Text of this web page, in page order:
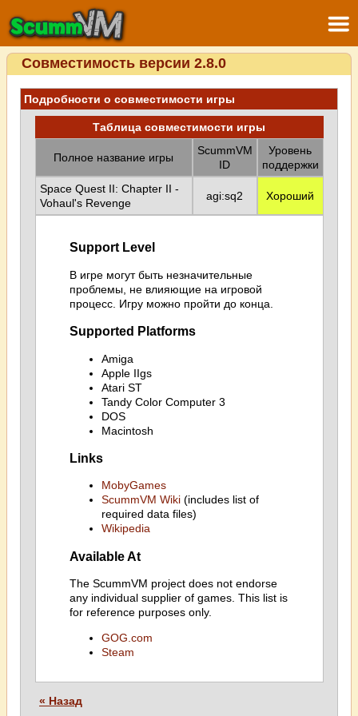
Совместимость версии 2.8.0
Подробности о совместимости игры
Таблица совместимости игры
Полное название игры
ScummVM
ID
Уровень
поддержки
Space Quest II: Chapter II -
Vohaul's Revenge
agi:sq2 Хороший
Support Level
В игре могут быть незначительные
проблемы, не влияющие на игровой
процесс. Игру можно пройти до конца.
Supported Platforms
Amiga
Apple IIgs
Atari ST
Tandy Color Computer 3
DOS
Macintosh
Links
MobyGames
ScummVM Wiki(includes list of
required data files)
Wikipedia
Available At
The ScummVM project does not endorse
any individual supplier of games. This list is
for reference purposes only.
GOG.com
Steam
« Назад